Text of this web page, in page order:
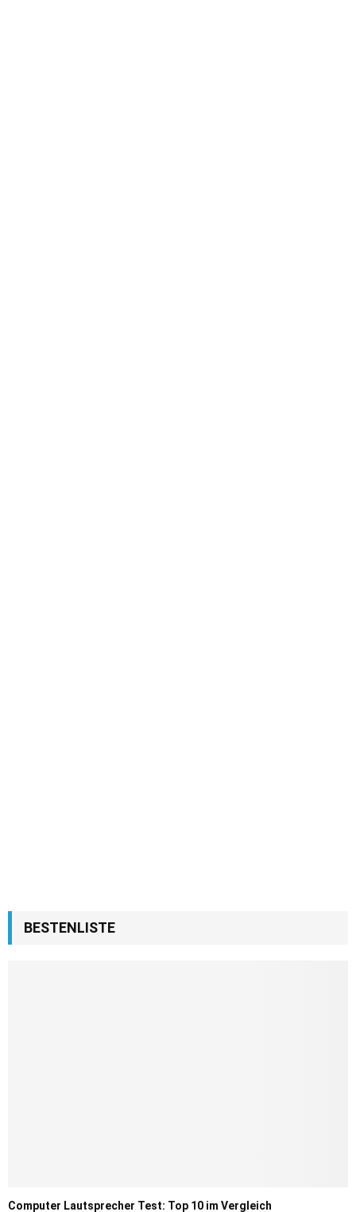
BESTENLISTE
Computer Lautsprecher Test: Top 10 im Vergleich